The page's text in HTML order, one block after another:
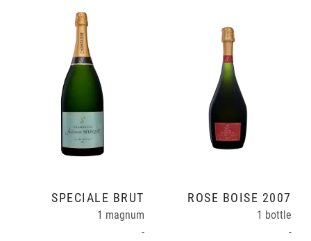
SPÉCIALE BRUT
1 magnum
-
ROSÉ BOISÉ 2007
1 bottle
-